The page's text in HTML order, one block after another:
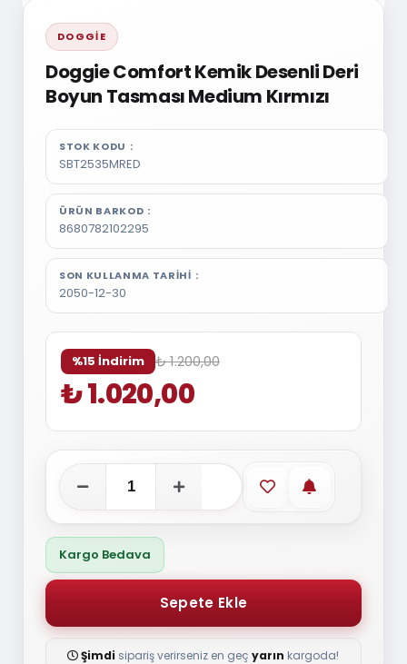
DOGGIE
Doggie Comfort Kemik Desenli Deri
Boyun Tasması Medium Kırmızı
STOK KODU
SBT2535MRED
ÜRÜN BARKOD
8680782102295
SON KULLANMA TARIHI
2050-12-30
%15 İndirim ₺ 1.200,00
₺ 1.020,00
Favorilere ekle
Stoğa
Kargo Bedava
Şimdi sipariş verirseniz en geçyarın kargoda!